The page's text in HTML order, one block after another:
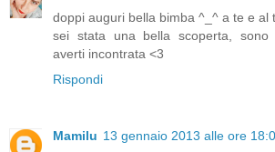
doppi auguri bella bimba ^_^ a te e al
sei stata una bella scoperta, sono
averti incontrata <3
Rispondi
Mamilu 13 gennaio 2013 alle ore